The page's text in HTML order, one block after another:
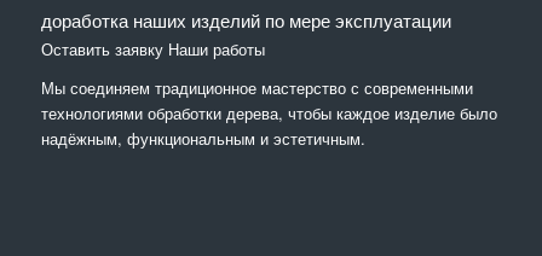
доработка наших изделий по мере эксплуатации
Оставить заявку Наши работы
Мы соединяем традиционное мастерство с современными
технологиями обработки дерева, чтобы каждое изделие было
надёжным, функциональным и эстетичным.